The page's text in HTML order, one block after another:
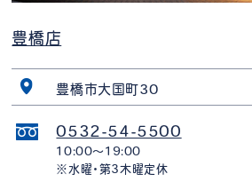
豊橋店
豊橋市大国町30
0532-54-5500
10:00〜19:00
※水曜・第3木曜定休